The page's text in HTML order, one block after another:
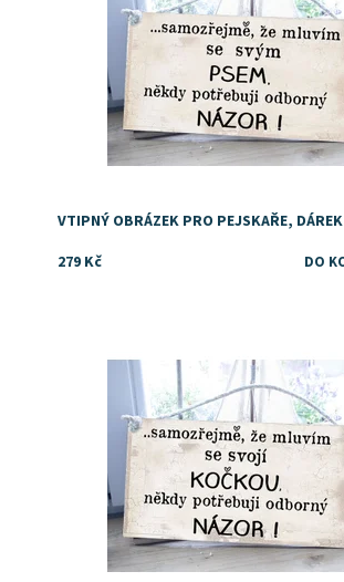
VTIPNÝ OBRÁZEK PRO PEJSKAŘE, DÁREK
279 Kč